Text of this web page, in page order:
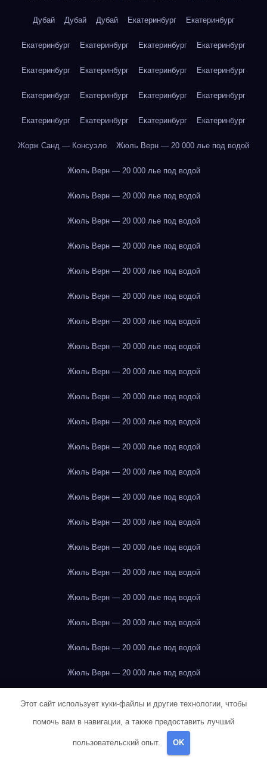
Дубай Дубай Дубай Екатеринбург Екатеринбург
Екатеринбург Екатеринбург Екатеринбург Екатеринбург
Екатеринбург Екатеринбург Екатеринбург Екатеринбург
Екатеринбург Екатеринбург Екатеринбург Екатеринбург
Екатеринбург Екатеринбург Екатеринбург Екатеринбург
Жорж Санд — Консуэло Жюль Верн — 20 000 лье под водой
Жюль Верн — 20 000 лье под водой
Жюль Верн — 20 000 лье под водой
Жюль Верн — 20 000 лье под водой
Жюль Верн — 20 000 лье под водой
Жюль Верн — 20 000 лье под водой
Жюль Верн — 20 000 лье под водой
Жюль Верн — 20 000 лье под водой
Жюль Верн — 20 000 лье под водой
Жюль Верн — 20 000 лье под водой
Жюль Верн — 20 000 лье под водой
Жюль Верн — 20 000 лье под водой
Жюль Верн — 20 000 лье под водой
Жюль Верн — 20 000 лье под водой
Жюль Верн — 20 000 лье под водой
Жюль Верн — 20 000 лье под водой
Жюль Верн — 20 000 лье под водой
Жюль Верн — 20 000 лье под водой
Жюль Верн — 20 000 лье под водой
Жюль Верн — 20 000 лье под водой
Жюль Верн — 20 000 лье под водой
Жюль Верн — 20 000 лье под водой
Жюль Верн — 20 000 лье под водой
Жюль Верн — 20 000 лье под водой
Этот сайт использует куки-файлы и другие технологии, чтобы
помочь вам в навигации, а также предоставить лучший
пользовательский опыт. OK